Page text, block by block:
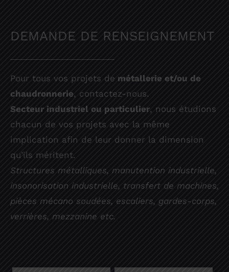
DEMANDE DE RENSEIGNEMENT
Pour tous vos projets de métallerie et/ou de
chaudronnerie, contactez-nous.
Secteur industriel ou particulier, nous étudions
chacun de vos projets avec la même
implication afin de leur donner la dimension
qu’ils méritent.
Structures métalliques, manutention industrielle,
insonorisation industrielle, transfert de machines,
pièces mécano soudées, escaliers, gardes-corps,
verrières, mezzanine etc.